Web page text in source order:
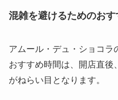
混雑を避けるためのおす
アムール・デュ・ショコラ
おすすめ時間は、開店直後
がねらい目となります。